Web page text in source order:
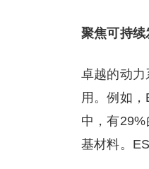
聚焦可持续
卓越的动
用。例如
中，有
基材料。